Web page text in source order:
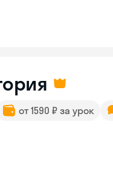
от 1590 ₽ за урок